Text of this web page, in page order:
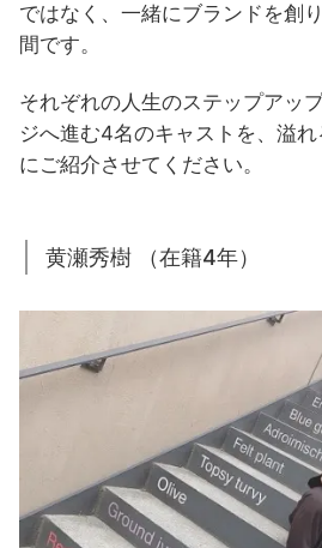
ではなく、一緒にブランドを創
間です。
それぞれの人生のステップアッ
ジへ進む4名のキャストを、溢
にご紹介させてください。
黄瀬秀樹 （在籍4年）